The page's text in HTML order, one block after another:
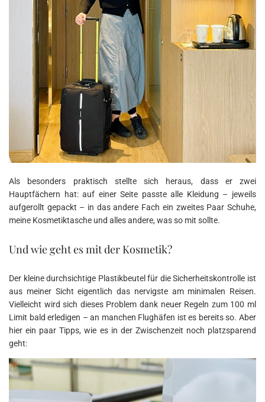
Als besonders praktisch stellte sich heraus, dass er zwei
Hauptfächern hat: auf einer Seite passte alle Kleidung – jeweils
aufgerollt gepackt – in das andere Fach ein zweites Paar Schuhe,
meine Kosmetiktasche und alles andere, was so mit sollte.
Und wie geht es mit der Kosmetik?
Der kleine durchsichtige Plastikbeutel für die Sicherheitskontrolle ist
aus meiner Sicht eigentlich das nervigste am minimalen Reisen.
Vielleicht wird sich dieses Problem dank neuer Regeln zum 100 ml
Limit bald erledigen – an manchen Flughäfen ist es bereits so. Aber
hier ein paar Tipps, wie es in der Zwischenzeit noch platzsparend
geht: